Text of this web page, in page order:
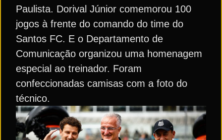
Paulista. Dorival Júnior comemorou 100
jogos à frente do comando do time do
Santos FC. E o Departamento de
Comunicação organizou uma homenagem
especial ao treinador. Foram
confeccionadas camisas com a foto do
técnico.